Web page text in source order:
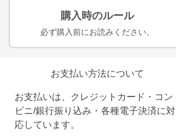
購入時のルール
必ず購入前にお読みください。
お支払い方法について
お支払いは、クレジットカード・コン
ビニ/銀行振り込み・各種電子決済に対
応しています。